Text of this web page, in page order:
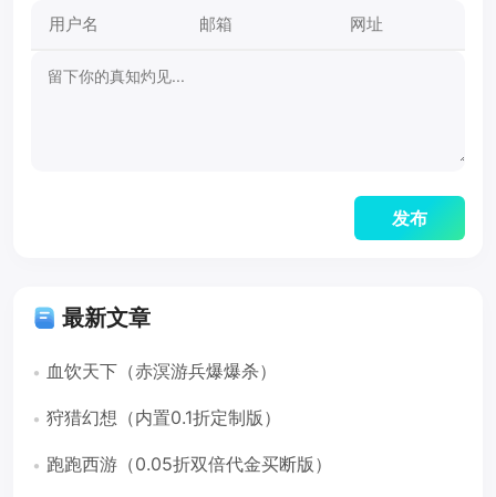
最新文章
血饮天下（赤溟游兵爆爆杀）
狩猎幻想（内置0.1折定制版）
跑跑西游（0.05折双倍代金买断版）